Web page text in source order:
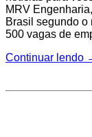
MRV
Brasil segundo
500 vagas de
Continuar lendo